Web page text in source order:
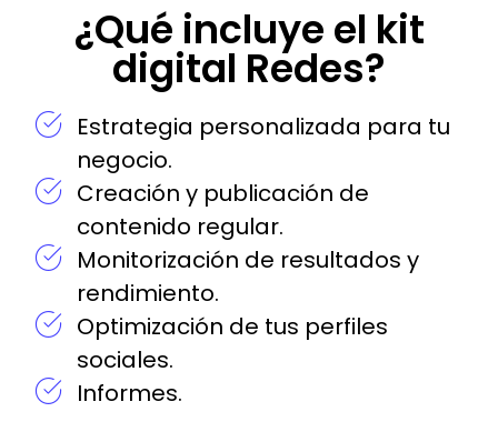
¿Qué incluye el kit
digital Redes?
Estrategia personalizada para tu
negocio.
Creación y publicación de
contenido regular.
Monitorización de resultados y
rendimiento.
Optimización de tus perfiles
sociales.
Informes.